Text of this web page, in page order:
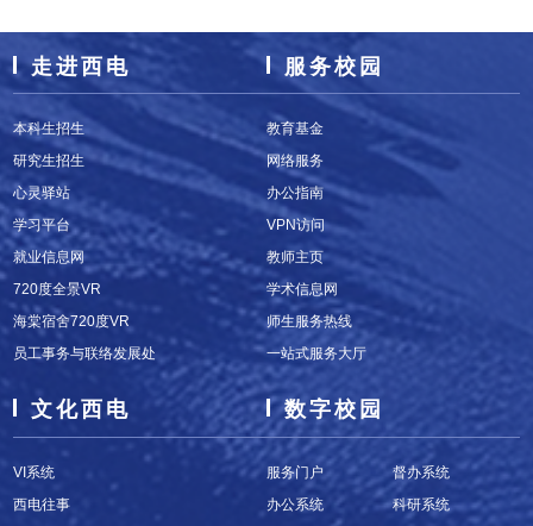
走进西电
本科生招生
研究生招生
心灵驿站
学习平台
就业信息网
720度全景VR
海棠宿舍720度VR
员工事务与联络发展处
服务校园
教育基金
网络服务
办公指南
VPN访问
教师主页
学术信息网
师生服务热线
一站式服务大厅
文化西电
VI系统
西电往事
数字校园
服务门户
督办系统
办公系统
科研系统